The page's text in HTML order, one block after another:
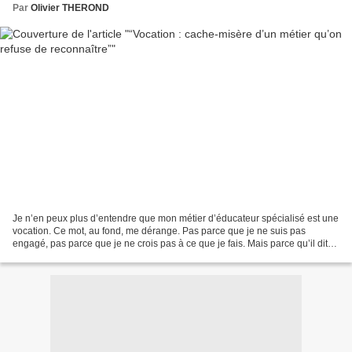
Par Olivier THEROND
Je n’en peux plus d’entendre que mon métier d’éducateur spécialisé est une
vocation. Ce mot, au fond, me dérange. Pas parce que je ne suis pas
engagé, pas parce que je ne crois pas à ce que je fais. Mais parce qu’il dit